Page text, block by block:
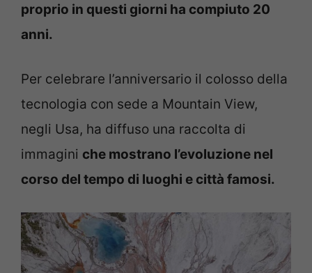
proprio in questi giorni ha compiuto 20
anni.
Per celebrare l’anniversario il colosso della
tecnologia con sede a Mountain View,
negli Usa, ha diffuso una raccolta di
immagini che mostrano l’evoluzione nel
corso del tempo di luoghi e città famosi.